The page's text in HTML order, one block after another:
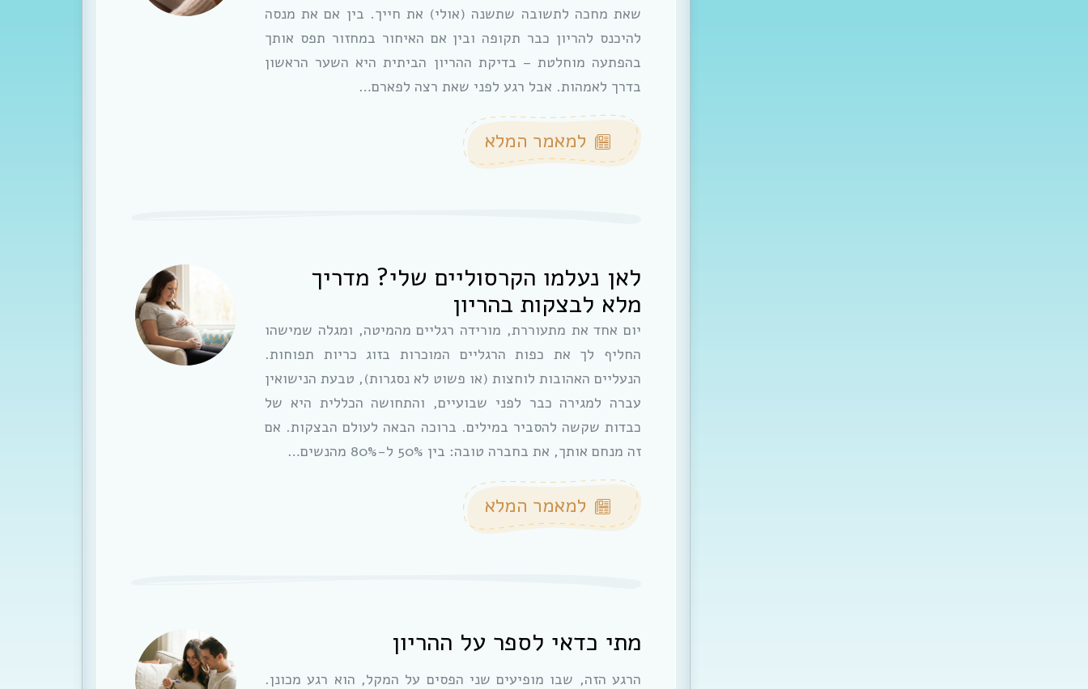
שאת מחכה לתשובה שתשנה (אולי) את חייך. בין אם את מנסה
להיכנס להריון כבר תקופה ובין אם האיחור במחזור תפס אותך
בהפתעה מוחלטת – בדיקת ההריון הביתית היא השער הראשון
בדרך לאמהות. אבל רגע לפני שאת רצה לפארם…
למאמר המלא
לאן נעלמו הקרסוליים שלי? מדריך
מלא לבצקות בהריון
יום אחד את מתעוררת, מורידה רגליים מהמיטה, ומגלה שמישהו
החליף לך את כפות הרגליים המוכרות בזוג כריות תפוחות.
הנעליים האהובות לוחצות (או פשוט לא נסגרות), טבעת הנישואין
עברה למגירה כבר לפני שבועיים, והתחושה הכללית היא של
כבדות שקשה להסביר במילים. ברוכה הבאה לעולם הבצקות. אם
זה מנחם אותך, את בחברה טובה: בין 50% ל-80% מהנשים…
למאמר המלא
מתי כדאי לספר על ההריון
הרגע הזה, שבו מופיעים שני הפסים על המקל, הוא רגע מכונן.